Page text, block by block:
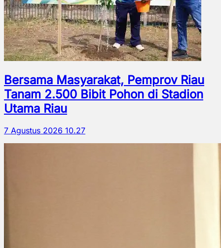
Bersama Masyarakat, Pemprov Riau
Tanam 2.500 Bibit Pohon di Stadion
Utama Riau
7 Agustus 2026 10.27